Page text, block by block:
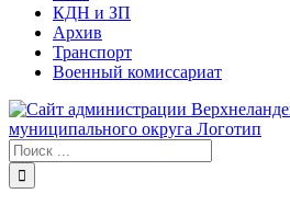
КДН и ЗП
Архив
Транспорт
Военный комиссариат
Результат
поиска: